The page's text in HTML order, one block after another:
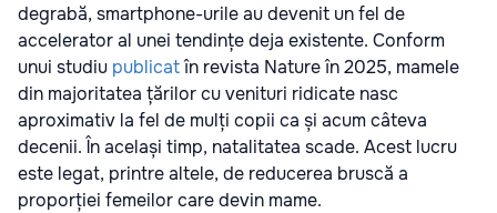
degrabă, smartphone-urile au devenit un fel de
accelerator al unei tendințe deja existente. Conform
unui studiu publicatîn revista Nature în 2025, mamele
din majoritatea țărilor cu venituri ridicate nasc
aproximativ la fel de mulți copii ca și acum câteva
decenii. În același timp, natalitatea scade. Acest lucru
este legat, printre altele, de reducerea bruscă a
proporției femeilor care devin mame.